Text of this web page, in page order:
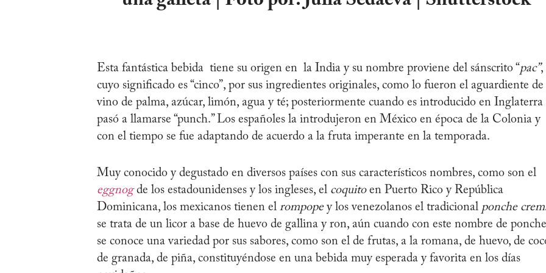
Esta fantástica bebida tiene su origen en la India y su nombre proviene del sánscrito “pac”,
cuyo significado es “cinco”, por sus ingredientes originales, como lo fueron el aguardiente de
vino de palma, azúcar, limón, agua y té; posteriormente cuando es introducido en Inglaterra
pasó a llamarse “punch.” Los españoles la introdujeron en México en época de la Colonia y
con el tiempo se fue adaptando de acuerdo a la fruta imperante en la temporada.
Muy conocido y degustado en diversos países con sus característicos nombres, como son el
eggnog de los estadounidenses y los ingleses, el coquitoen Puerto Rico y República
Dominicana, los mexicanos tienen el rompopey los venezolanos el tradicional ponche
se trata de un licor a base de huevo de gallina y ron, aún cuando con este nombre de ponche
se conoce una variedad por sus sabores, como son el de frutas, a la romana, de huevo, de
de granada, de piña, constituyéndose en una bebida muy esperada y favorita en los días